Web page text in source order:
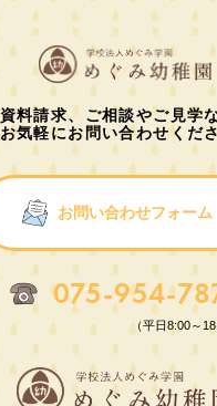
資料請求、ご相談やご見学な
お気軽にお問い合わせくだ
お問い合わせフォーム
075-954-
（平日8:00～